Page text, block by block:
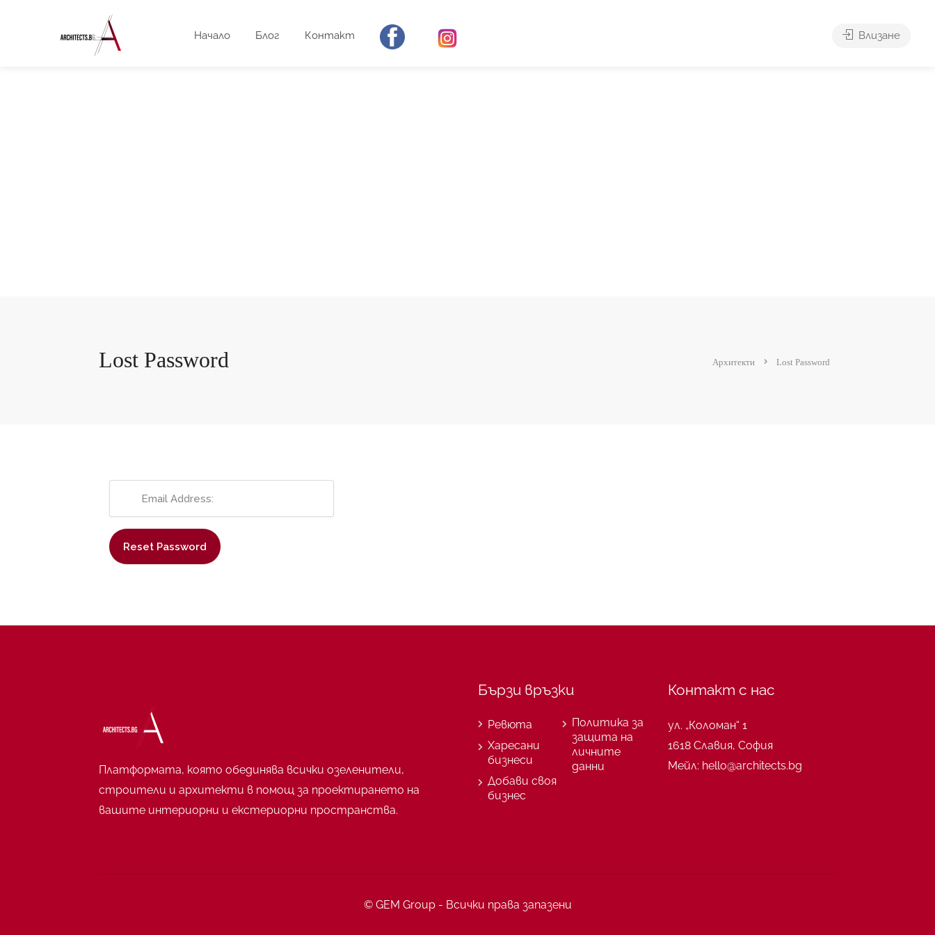
Начало Блог Контакт Влизане
Lost Password Архитекти Lost Password
Платформата, която обединява всички озеленители,
строители и архитекти в помощ за проектирането на
вашите интериорни и екстериорни пространства.
Бързи връзки
Ревюта
Харесани
бизнеси
Добави своя
бизнес
Политика за
защита на
личните
данни
Контакт с нас
ул. „Коломан“ 1
1618 Славия, София
Мейл: hello@architects.bg
© GEM Group - Всички права запазени